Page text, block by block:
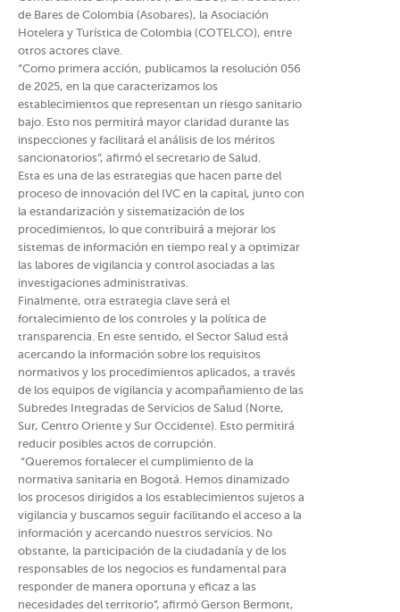
de Bares de Colombia (Asobares), la Asociación
Hotelera y Turística de Colombia (COTELCO), entre
otros actores clave.
“Como primera acción, publicamos la resolución 056
de 2025, en la que caracterizamos los
establecimientos que representan un riesgo sanitario
bajo. Esto nos permitirá mayor claridad durante las
inspecciones y facilitará el análisis de los méritos
sancionatorios”, afirmó el secretario de Salud.
Esta es una de las estrategias que hacen parte del
proceso de innovación del IVC en la capital, junto con
la estandarización y sistematización de los
procedimientos, lo que contribuirá a mejorar los
sistemas de información en tiempo real y a optimizar
las labores de vigilancia y control asociadas a las
investigaciones administrativas.
Finalmente, otra estrategia clave será el
fortalecimiento de los controles y la política de
transparencia. En este sentido, el Sector Salud está
acercando la información sobre los requisitos
normativos y los procedimientos aplicados, a través
de los equipos de vigilancia y acompañamiento de las
Subredes Integradas de Servicios de Salud (Norte,
Sur, Centro Oriente y Sur Occidente). Esto permitirá
reducir posibles actos de corrupción.
“Queremos fortalecer el cumplimiento de la
normativa sanitaria en Bogotá. Hemos dinamizado
los procesos dirigidos a los establecimientos sujetos a
vigilancia y buscamos seguir facilitando el acceso a la
información y acercando nuestros servicios. No
obstante, la participación de la ciudadanía y de los
responsables de los negocios es fundamental para
responder de manera oportuna y eficaz a las
necesidades del territorio”, afirmó Gerson Bermont,